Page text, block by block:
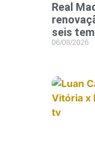
Real
seis
06/08/2026